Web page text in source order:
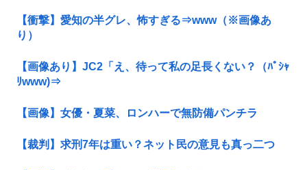
【衝撃】愛知の半グレ、怖すぎる⇒www（※画像あ
り）
【画像あり】JC2「え、待って私の足長くない？（ﾊﾟｼｬ
ﾘwww)⇒
【画像】女優・夏菜、ロンハーで無防備パンチラ
【裁判】求刑7年は重い？ネット民の意見も真っ二つ